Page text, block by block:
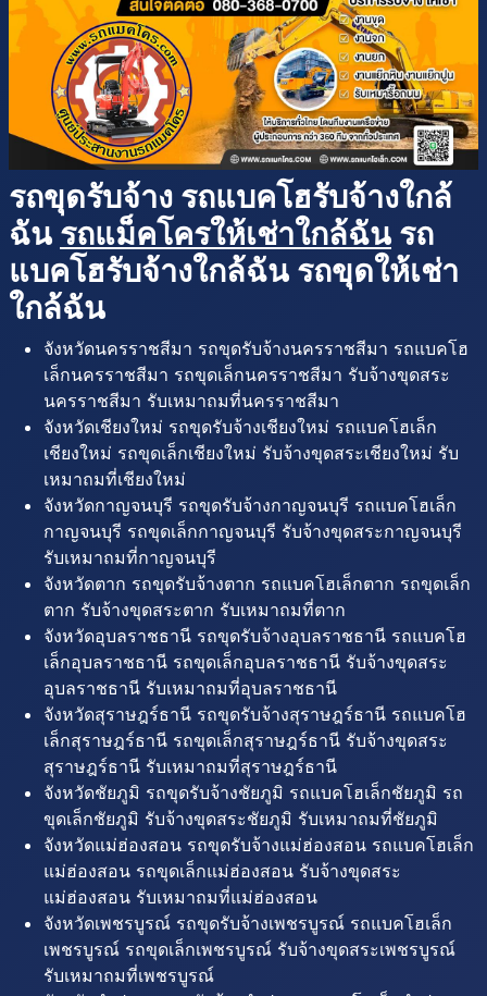
รถขุดรับจ้าง รถแบคโฮรับจ้างใกล้
ฉัน รถแม็คโครให้เช่าใกล้ฉัน รถ
แบคโฮรับจ้างใกล้ฉัน รถขุดให้เช่า
ใกล้ฉัน
จังหวัดนครราชสีมา รถขุดรับจ้างนครราชสีมา รถแบคโฮ
เล็กนครราชสีมา รถขุดเล็กนครราชสีมา รับจ้างขุดสระ
นครราชสีมา รับเหมาถมที่นครราชสีมา
จังหวัดเชียงใหม่ รถขุดรับจ้างเชียงใหม่ รถแบคโฮเล็ก
เชียงใหม่ รถขุดเล็กเชียงใหม่ รับจ้างขุดสระเชียงใหม่ รับ
เหมาถมที่เชียงใหม่
จังหวัดกาญจนบุรี รถขุดรับจ้างกาญจนบุรี รถแบคโฮเล็ก
กาญจนบุรี รถขุดเล็กกาญจนบุรี รับจ้างขุดสระกาญจนบุรี
รับเหมาถมที่กาญจนบุรี
จังหวัดตาก รถขุดรับจ้างตาก รถแบคโฮเล็กตาก รถขุดเล็ก
ตาก รับจ้างขุดสระตาก รับเหมาถมที่ตาก
จังหวัดอุบลราชธานี รถขุดรับจ้างอุบลราชธานี รถแบคโฮ
เล็กอุบลราชธานี รถขุดเล็กอุบลราชธานี รับจ้างขุดสระ
อุบลราชธานี รับเหมาถมที่อุบลราชธานี
จังหวัดสุราษฎร์ธานี รถขุดรับจ้างสุราษฎร์ธานี รถแบคโฮ
เล็กสุราษฎร์ธานี รถขุดเล็กสุราษฎร์ธานี รับจ้างขุดสระ
สุราษฎร์ธานี รับเหมาถมที่สุราษฎร์ธานี
จังหวัดชัยภูมิ รถขุดรับจ้างชัยภูมิ รถแบคโฮเล็กชัยภูมิ รถ
ขุดเล็กชัยภูมิ รับจ้างขุดสระชัยภูมิ รับเหมาถมที่ชัยภูมิ
จังหวัดแม่ฮ่องสอน รถขุดรับจ้างแม่ฮ่องสอน รถแบคโฮเล็ก
แม่ฮ่องสอน รถขุดเล็กแม่ฮ่องสอน รับจ้างขุดสระ
แม่ฮ่องสอน รับเหมาถมที่แม่ฮ่องสอน
จังหวัดเพชรบูรณ์ รถขุดรับจ้างเพชรบูรณ์ รถแบคโฮเล็ก
เพชรบูรณ์ รถขุดเล็กเพชรบูรณ์ รับจ้างขุดสระเพชรบูรณ์
รับเหมาถมที่เพชรบูรณ์